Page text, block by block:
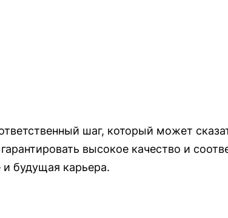
шаг, который может
высокое качество и
будущая карьера.